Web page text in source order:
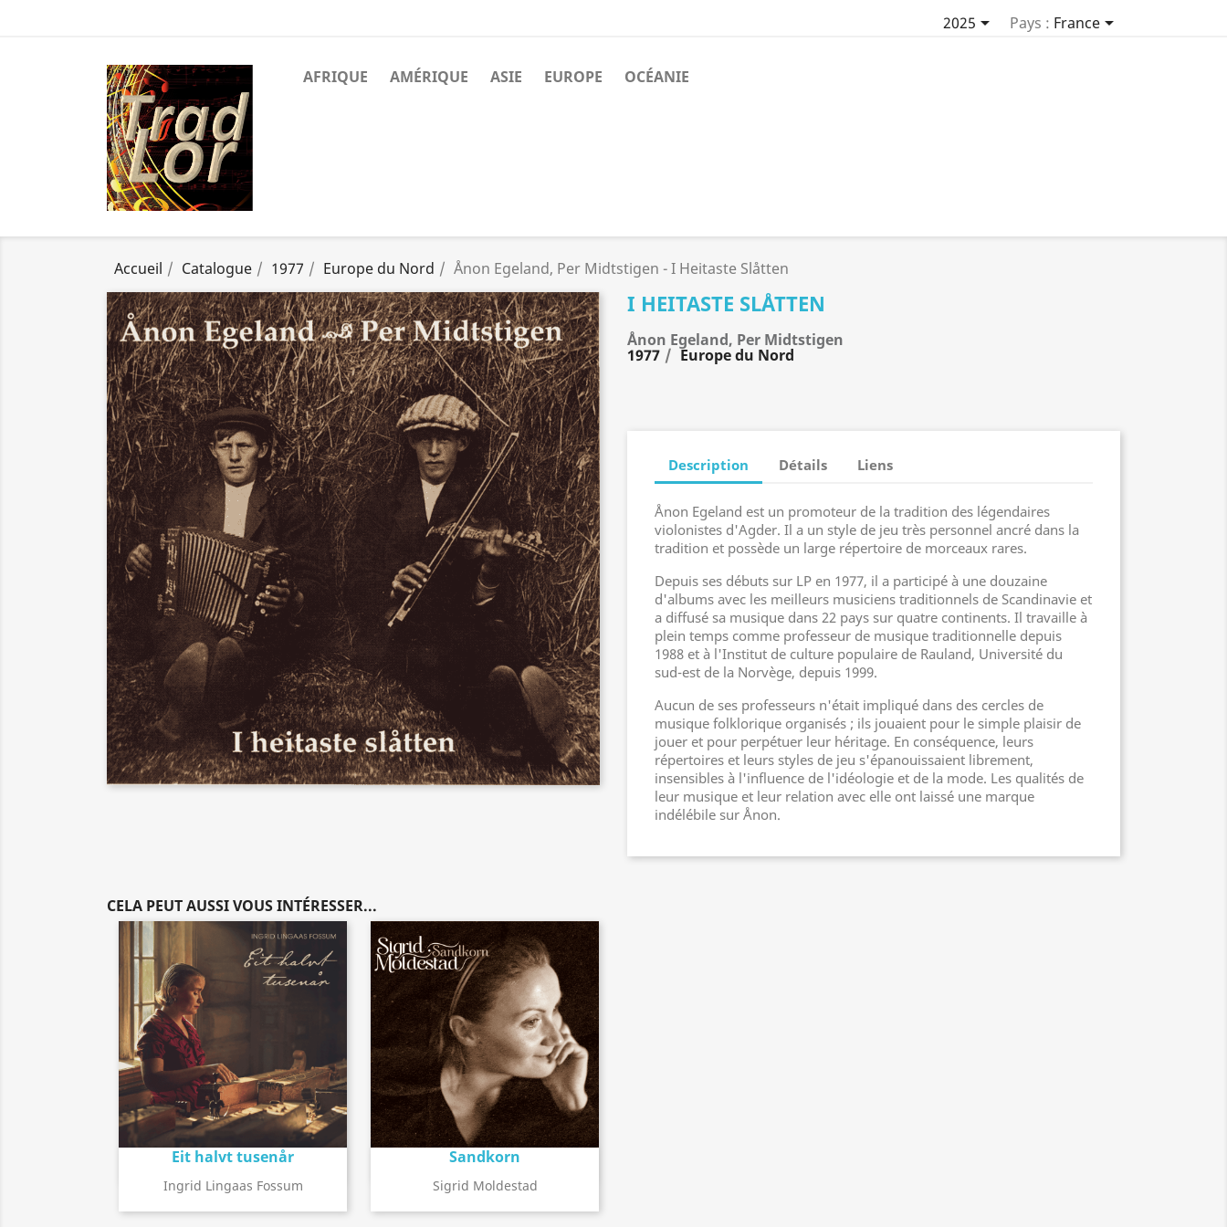
2025 Pays : France
AFRIQUE AMÉRIQUE ASIE EUROPE OCÉANIE
Accueil Catalogue 1977 Europe du Nord Ånon Egeland, Per Midtstigen - I Heitaste Slåtten
I HEITASTE SLÅTTEN
Ånon Egeland, Per Midtstigen
1977 Europe du Nord
Description Détails Liens
Ånon Egeland est un promoteur de la tradition des légendaires
violonistes d'Agder. Il a un style de jeu très personnel ancré dans la
tradition et possède un large répertoire de morceaux rares.
Depuis ses débuts sur LP en 1977, il a participé à une douzaine
d'albums avec les meilleurs musiciens traditionnels de Scandinavie et
a diffusé sa musique dans 22 pays sur quatre continents. Il travaille à
plein temps comme professeur de musique traditionnelle depuis
1988 et à l'Institut de culture populaire de Rauland, Université du
sud-est de la Norvège, depuis 1999.
Aucun de ses professeurs n'était impliqué dans des cercles de
musique folklorique organisés ; ils jouaient pour le simple plaisir de
jouer et pour perpétuer leur héritage. En conséquence, leurs
répertoires et leurs styles de jeu s'épanouissaient librement,
insensibles à l'influence de l'idéologie et de la mode. Les qualités de
leur musique et leur relation avec elle ont laissé une marque
indélébile sur Ånon.
CELA PEUT AUSSI VOUS INTÉRESSER...
Eit halvt tusenår
Ingrid Lingaas Fossum
searchDétail de l'album Sandkorn
Sigrid Moldestad
Détail de l'album